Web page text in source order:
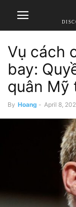
Vụ cách
bay:
quân Mỹ
By Hoang - April 8,